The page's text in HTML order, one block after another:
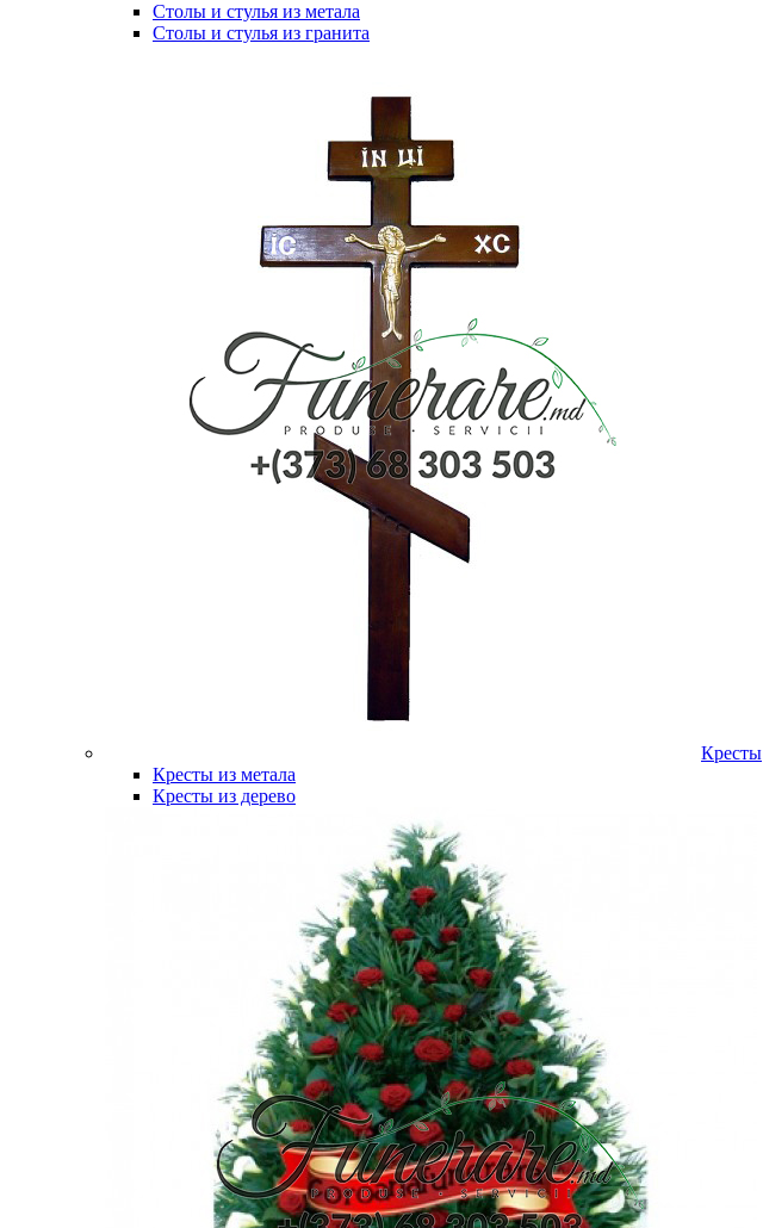
Столы и стулья из метала
Столы и стулья из гранита
Кресты
Кресты из метала
Кресты из дерево